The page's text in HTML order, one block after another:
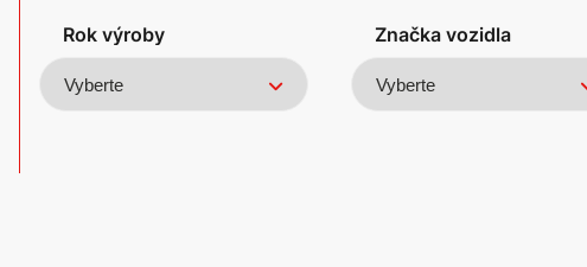
Rok výroby Značka vozidla